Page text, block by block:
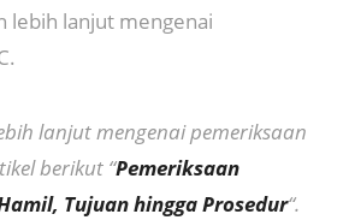
lebih lanjut mengenai
lanjut mengenai pemeriksaan
berikut “Pemeriksaan
Tujuan hingga Prosedur“.